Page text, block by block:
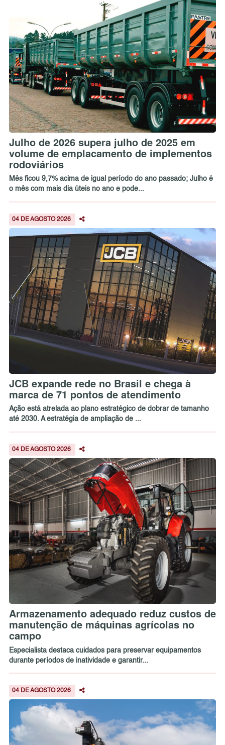
Julho de 2026 supera julho de 2025 em
volume de emplacamento de implementos
rodoviários
Mês ficou 9,7% acima de igual período do ano passado; Julho é
o mês com mais dia úteis no ano e pode...
04 DE AGOSTO 2026
JCB expande rede no Brasil e chega à
marca de 71 pontos de atendimento
Ação está atrelada ao plano estratégico de dobrar de tamanho
até 2030. A estratégia de ampliação de ...
04 DE AGOSTO 2026
Armazenamento adequado reduz custos de
manutenção de máquinas agrícolas no
campo
Especialista destaca cuidados para preservar equipamentos
durante períodos de inatividade e garantir...
04 DE AGOSTO 2026